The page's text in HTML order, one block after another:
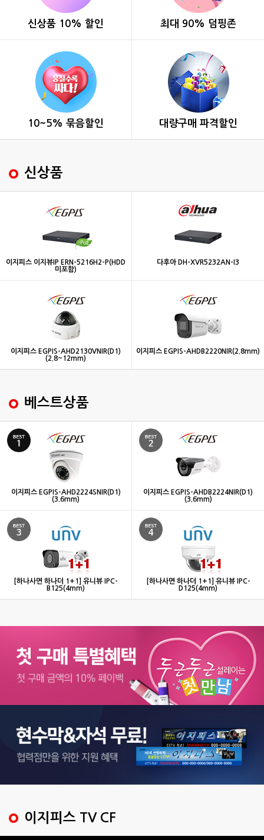
신상품 10% 할인 최대 90% 덤핑존
10~5% 묶음할인 대량구매 파격할인
신상품
이지피스 이지뷰IP ERN-5216H2-P(HDD
미포함)
다후아 DH-XVR5232AN-I3
이지피스 EGPIS-AHD2130VNIR(D1)
(2.8~12mm)
이지피스 EGPIS-AHDB2220NIR(2.8mm)
베스트상품
이지피스 EGPIS-AHD2224SNIR(D1)
(3.6mm)
이지피스 EGPIS-AHDB2224NIR(D1)
(3.6mm)
[하나사면 하나더 1+1] 유니뷰 IPC-
B125(4mm)
[하나사면 하나더 1+1] 유니뷰 IPC-
D125(4mm)
이지피스 TV CF